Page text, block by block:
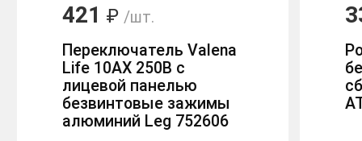
421 ₽ /шт.
Переключатель Valena
Life 10АХ 250В с
лицевой панелью
безвинтовые зажимы
алюминий Leg 752606